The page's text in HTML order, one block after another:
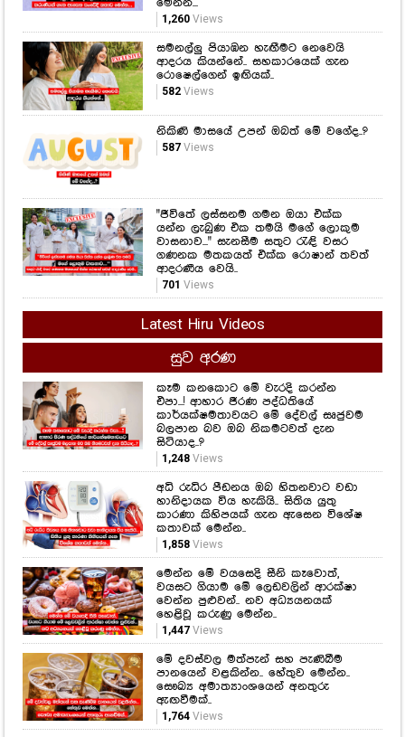
මෙන්න...
1,260Views
සමනල්ලු පියාඹන හැඟීමට නෙවෙයි
ආදරය කියන්නේ.. සහකාරයෙක් ගැන
රොෂෙල්ගෙන් ඉඟියක්..
582Views
නිකිණි මාසයේ උපන් ඔබත් මේ වගේද..?
587Views
"ජීවිතේ ලස්සනම ගමන ඔයා එක්ක
යන්න ලැබුණ එක තමයි මගේ ලොකුම
වාසනාව..." සැනසීම සතුට රැඳි වසර
ගණනක මතකයත් එක්ක රොෂාන් තවත්
ආදරණීය වෙයි..
701 Views
Latest Hiru Videos
සුව අරණ
කෑම කනකොට මේ වැරදි කරන්න
එපා...! ආහාර ජීරණ පද්ධතියේ
කාර්යක්ෂමතාවයට මේ දේවල් සෘජුවම
බලපාන බව ඔබ නිකමටවත් දැන
සිටියාද..?
1,248Views
අධි රුධිර පීඩනය ඔබ හිතනවාට වඩා
හානිදායක විය හැකියි.. සිතිය යුතු
කාරණා කිහිපයක් ගැන ඇසෙන විශේෂ
කතාවක් මෙන්න..
1,858Views
මෙන්න මේ වයසෙදි සීනි කෑවොත්,
වයසට ගියාම මේ ලෙඩවලින් ආරක්ෂා
වෙන්න පුළුවන්.. නව අධ්‍යයනයක්
හෙළිවූ කරුණු මෙන්න..
1,447Views
මේ දවස්වල මත්පැන් සහ පැණිබීම
පානයෙන් වළකින්න.. හේතුව මෙන්න..
සෞඛ්‍ය අමාත්‍යාංශයෙන් අනතුරු
ඇඟවීමක්..
1,764Views